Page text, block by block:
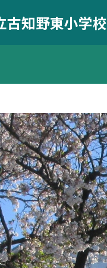
古知野東小学校